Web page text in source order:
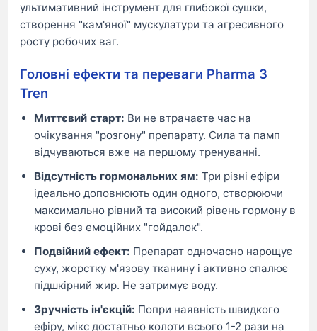
ультимативний інструмент для глибокої сушки,
створення "кам'яної" мускулатури та агресивного
росту робочих ваг.
Головні ефекти та переваги Pharma 3
Tren
Миттєвий старт: Ви не втрачаєте час на
очікування "розгону" препарату. Сила та памп
відчуваються вже на першому тренуванні.
Відсутність гормональних ям: Три різні ефіри
ідеально доповнюють один одного, створюючи
максимально рівний та високий рівень гормону в
крові без емоційних "гойдалок".
Подвійний ефект: Препарат одночасно нарощує
суху, жорстку м'язову тканину і активно спалює
підшкірний жир. Не затримує воду.
Зручність ін'єкцій: Попри наявність швидкого
ефіру, мікс достатньо колоти всього 1-2 рази на